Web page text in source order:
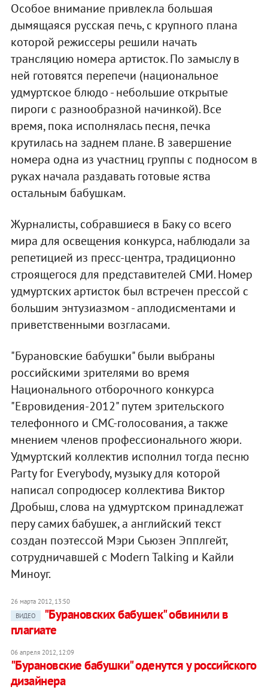
Особое внимание привлекла большая
дымящаяся русская печь, с крупного плана
которой режиссеры решили начать
трансляцию номера артисток. По замыслу в
ней готовятся перепечи (национальное
удмуртское блюдо - небольшие открытые
пироги с разнообразной начинкой). Все
время, пока исполнялась песня, печка
крутилась на заднем плане. В завершение
номера одна из участниц группы с подносом в
руках начала раздавать готовые яства
остальным бабушкам.
Журналисты, собравшиеся в Баку со всего
мира для освещения конкурса, наблюдали за
репетицией из пресс-центра, традиционно
строящегося для представителей СМИ. Номер
удмуртских артисток был встречен прессой с
большим энтузиазмом - аплодисментами и
приветственными возгласами.
"Бурановские бабушки" были выбраны
российскими зрителями во время
Национального отборочного конкурса
"Евровидения-2012" путем зрительского
телефонного и СМС-голосования, а также
мнением членов профессионального жюри.
Удмуртский коллектив исполнил тогда песню
Party for Everybody, музыку для которой
написал сопродюсер коллектива Виктор
Дробыш, слова на удмуртском принадлежат
перу самих бабушек, а английский текст
создан поэтессой Мэри Сьюзен Эпплгейт,
сотрудничавшей с Modern Talking и Кайли
Миноуг.
26 марта 2012, 13:50
ВИДЕО
"Бурановских бабушек" обвинили в
плагиате
06 апреля 2012, 12:09
"Бурановские бабушки" оденутся у российского
дизайнера